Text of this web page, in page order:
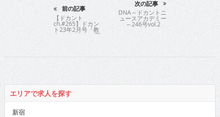
前の記事
【ドカント
ch.#265】ドカン
ト23年2月号「教
えてパイセン！直
撃インタビュ
ー!!」サツマカワ
RPGさんの動画第
3弾！【サツマカ
ワRPGさん3/3】
次の記事
DNA～ドカントニ
ュースアカデミー
～246号vol.2
エリアで求人を探す
新宿